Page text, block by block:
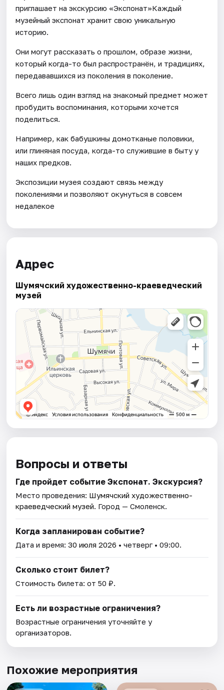
приглашает на экскурсию «Экспонат»Каждый
музейный экспонат хранит свою уникальную
историю.
Они могут рассказать о прошлом, образе жизни,
который когда-то был распространён, и традициях,
передававшихся из поколения в поколение.
Всего лишь один взгляд на знакомый предмет может
пробудить воспоминания, которыми хочется
поделиться.
Например, как бабушкины домотканые половики,
или глиняная посуда, когда-то служившие в быту у
наших предков.
Экспозиции музея создают связь между
поколениями и позволяют окунуться в совсем
недалекое
Адрес
Шумячский художественно-краеведческий
музей
Вопросы и ответы
Где пройдет событие Экспонат. Экскурсия?
Место проведения: Шумячский художественно-
краеведческий музей. Город — Смоленск.
Когда запланирован событие?
Дата и время:30 июля 2026 • четверг • 09:00.
Сколько стоит билет?
Стоимость билета: от 50 ₽.
Есть ли возрастные ограничения?
Возрастные ограничения уточняйте у
организаторов.
Похожие мероприятия